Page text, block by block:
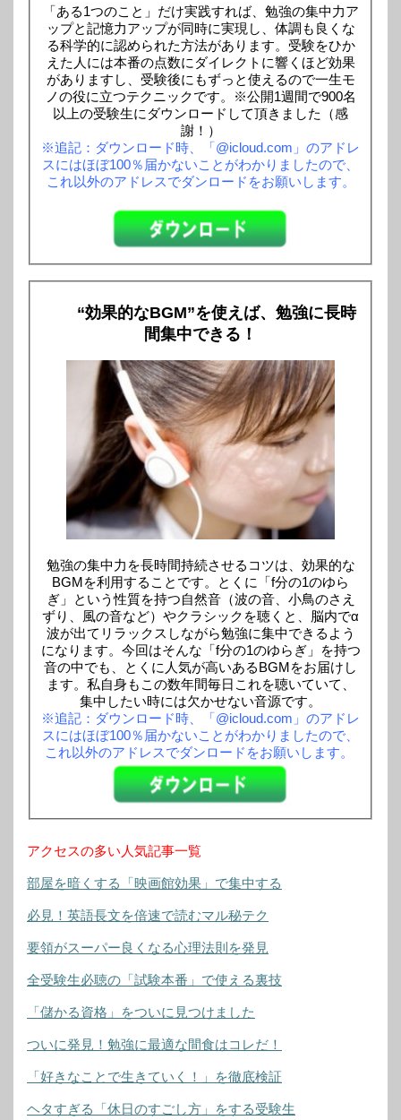
「ある1つのこと」だけ実践すれば、勉強の集中力ア
ップと記憶力アップが同時に実現し、体調も良くな
る科学的に認められた方法があります。受験をひか
えた人には本番の点数にダイレクトに響くほど効果
がありますし、受験後にもずっと使えるので一生モ
ノの役に立つテクニックです。※公開1週間で900名
以上の受験生にダウンロードして頂きました（感
謝！）
※追記：ダウンロード時、「@icloud.com」のアドレ
スにはほぼ100％届かないことがわかりましたので、
これ以外のアドレスでダンロードをお願いします。
“効果的なBGM”を使えば、勉強に長時
間集中できる！
勉強の集中力を長時間持続させるコツは、効果的な
BGMを利用することです。とくに「f分の1のゆら
ぎ」という性質を持つ自然音（波の音、小鳥のさえ
ずり、風の音など）やクラシックを聴くと、脳内でα
波が出てリラックスしながら勉強に集中できるよう
になります。今回はそんな「f分の1のゆらぎ」を持つ
音の中でも、とくに人気が高いあるBGMをお届けし
ます。私自身もこの数年間毎日これを聴いていて、
集中したい時には欠かせない音源です。
※追記：ダウンロード時、「@icloud.com」のアドレ
スにはほぼ100％届かないことがわかりましたので、
これ以外のアドレスでダンロードをお願いします。
アクセスの多い人気記事一覧
部屋を暗くする「映画館効果」で集中する
必見！英語長文を倍速で読むマル秘テク
要領がスーパー良くなる心理法則を発見
全受験生必聴の「試験本番」で使える裏技
「儲かる資格」をついに見つけました
ついに発見！勉強に最適な間食はコレだ！
「好きなことで生きていく！」を徹底検証
ヘタすぎる「休日のすごし方」をする受験生